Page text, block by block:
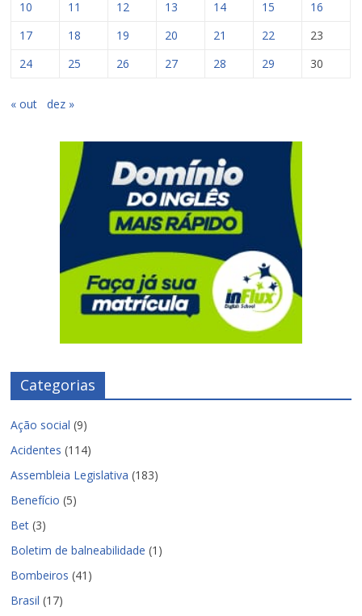
10 11 12 13 14 15
16
17
18 19 20 21 22
23
24
25 26 27 28 29 30
« out dez »
Categorias
Ação social (9)
Acidentes (114)
Assembleia Legislativa (183)
Benefício (5)
Bet (3)
Boletim de balneabilidade (1)
Bombeiros (41)
Brasil (17)